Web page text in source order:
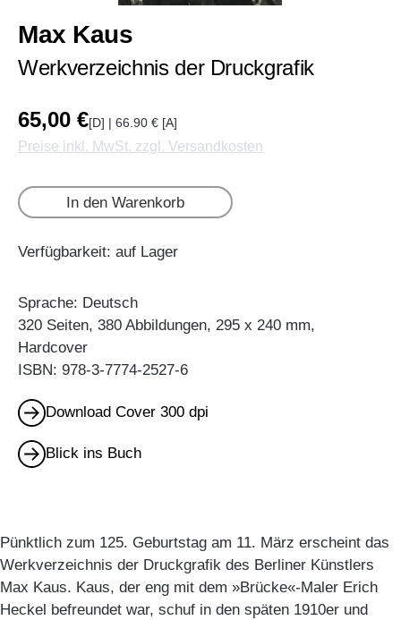
Max Kaus
Werkverzeichnis der Druckgrafik
65,00 €[D] | 66.90 € [A]
Preise inkl. MwSt. zzgl. Versandkosten
In den Warenkorb
Verfügbarkeit: auf Lager
Sprache: Deutsch
320 Seiten, 380 Abbildungen, 295 x 240 mm,
Hardcover
ISBN: 978-3-7774-2527-6
Download Cover 300 dpi
Blick ins Buch
Pünktlich zum 125. Geburtstag am 11. März erscheint das
Werkverzeichnis der Druckgrafik des Berliner Künstlers
Max Kaus. Kaus, der eng mit dem »Brücke«-Maler Erich
Heckel befreundet war, schuf in den späten 1910er und